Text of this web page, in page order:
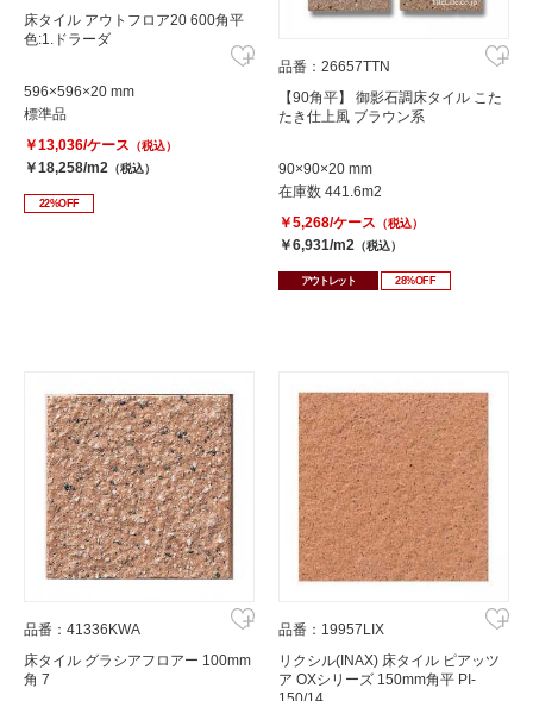
床タイル アウトフロア20 600角平
色:1.ドラーダ
596×596×20 mm
標準品
￥13,036/ケース （税込）
￥18,258/m2 （税込）
22%OFF
品番：26657TTN
【90角平】 御影石調床タイル こた
たき仕上風 ブラウン系
90×90×20 mm
在庫数 441.6m2
￥5,268/ケース （税込）
￥6,931/m2 （税込）
アウトレット 28%OFF
品番：41336KWA
床タイル グラシアフロアー 100mm
角 7
品番：19957LIX
リクシル(INAX) 床タイル ピアッツ
ア OXシリーズ 150mm角平 PI-